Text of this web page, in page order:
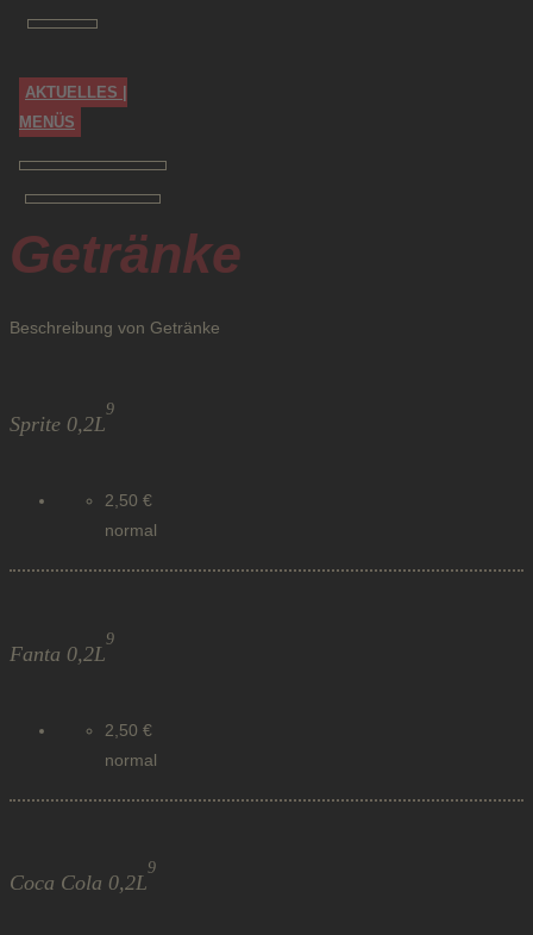
Zum
springen
AKTUELLES |
MENÜS
Getränke
Beschreibung von Getränke
Sprite 0,2L
9
2,50 €
normal
Fanta 0,2L
9
2,50 €
normal
Coca Cola 0,2L
9